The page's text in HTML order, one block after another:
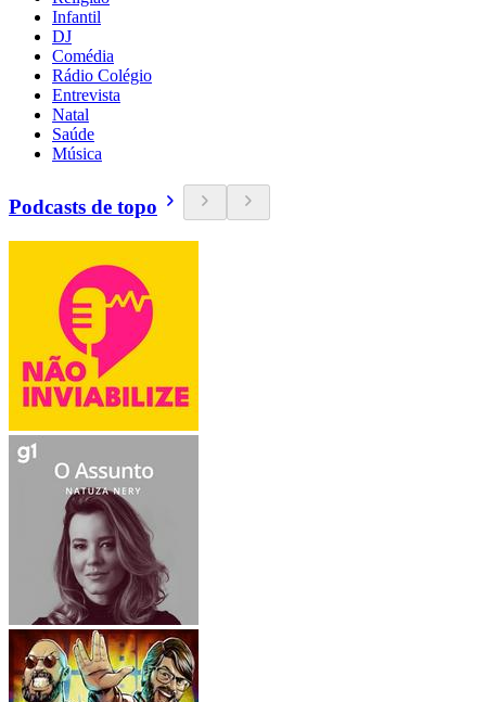
Infantil
DJ
Comédia
Rádio Colégio
Entrevista
Natal
Saúde
Música
Podcasts de topo